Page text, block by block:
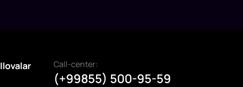
Ilovalar Call-center:
(+99855) 500-95-59